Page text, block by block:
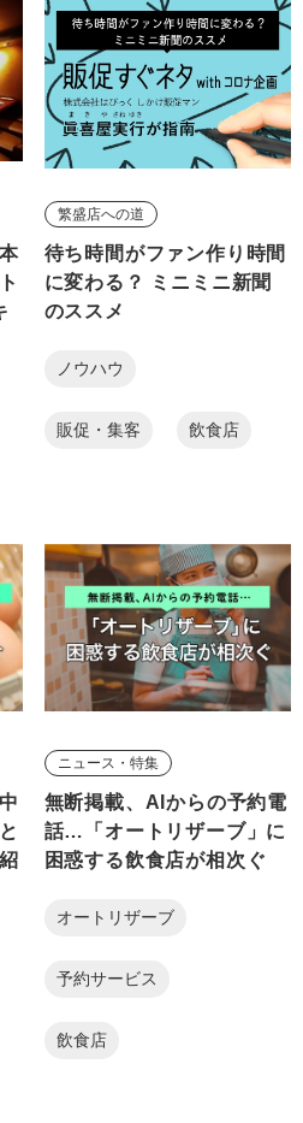
繁盛店への道
待ち時間がファン作り時間
に変わる？ ミニミニ新聞
のススメ
ノウハウ
販促・集客 飲食店
ニュース・特集
無断掲載、AIからの予約電
話…「オートリザーブ」に
困惑する飲食店が相次ぐ
オートリザーブ
予約サービス
飲食店